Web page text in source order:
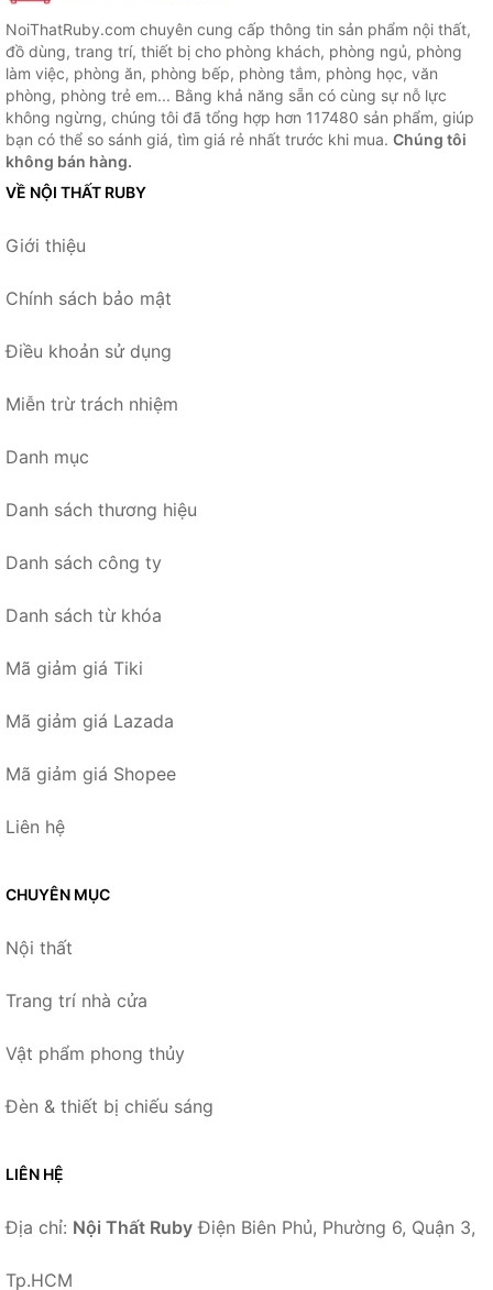
NoiThatRuby.com chuyên cung cấp thông tin sản phẩm nội thất,
đồ dùng, trang trí, thiết bị cho phòng khách, phòng ngủ, phòng
làm việc, phòng ăn, phòng bếp, phòng tắm, phòng học, văn
phòng, phòng trẻ em... Bằng khả năng sẵn có cùng sự nỗ lực
không ngừng, chúng tôi đã tổng hợp hơn 117480 sản phẩm, giúp
bạn có thể so sánh giá, tìm giá rẻ nhất trước khi mua. Chúng tôi
không bán hàng.
VỀ NỘI THẤT RUBY
Giới thiệu
Chính sách bảo mật
Điều khoản sử dụng
Miễn trừ trách nhiệm
Danh mục
Danh sách thương hiệu
Danh sách công ty
Danh sách từ khóa
Mã giảm giá Tiki
Mã giảm giá Lazada
Mã giảm giá Shopee
Liên hệ
CHUYÊN MỤC
Nội thất
Trang trí nhà cửa
Vật phẩm phong thủy
Đèn & thiết bị chiếu sáng
LIÊN HỆ
Địa chỉ: Nội Thất Ruby Điện Biên Phủ, Phường 6, Quận 3,
Tp.HCM